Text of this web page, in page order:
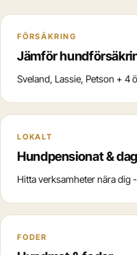
FÖRSÄKRING
Jämför
Sveland, Lassie, Petson + 4
LOKALT
Hundpensionat &
Hitta verksamheter nära dig
FODER